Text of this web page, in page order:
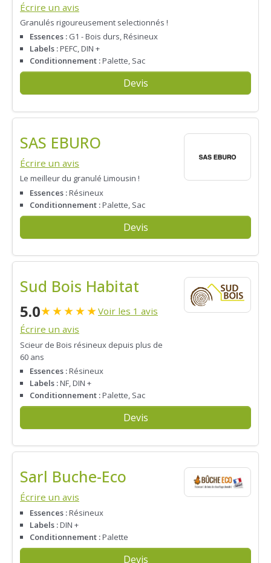
Écrire un avis
Granulés rigoureusement selectionnés !
Essences : G1 - Bois durs, Résineux
Labels :PEFC, DIN +
Conditionnement :Palette, Sac
Devis
SAS EBURO
Écrire un avis
Le meilleur du granulé Limousin !
Essences :Résineux
Conditionnement :Palette, Sac
Devis
Sud Bois Habitat
5.0★★★★★Voir les 1 avis
Écrire un avis
Scieur de Bois résineux depuis plus de
60 ans
Essences :Résineux
Labels :NF, DIN +
Conditionnement :Palette, Sac
Devis
Sarl Buche-Eco
Écrire un avis
Essences :Résineux
Labels :DIN +
Conditionnement :Palette
Devis